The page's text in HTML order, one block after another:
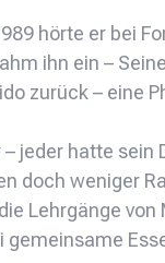
hörte er bei
ihn ein – Seine
zurück – eine
jeder hatte sein
doch weniger
Lehrgänge von